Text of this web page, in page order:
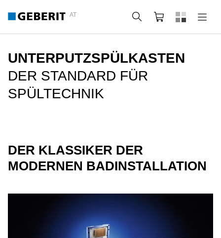
AT Suche Warenkorb
UNTERPUTZSPÜLKASTEN
DER STANDARD FÜR
SPÜLTECHNIK
DER KLASSIKER DER
MODERNEN BADINSTALLATION